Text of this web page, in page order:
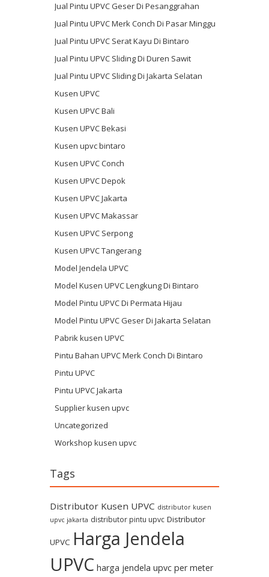
Jual Pintu UPVC Geser Di Pesanggrahan
Jual Pintu UPVC Merk Conch Di Pasar Minggu
Jual Pintu UPVC Serat Kayu Di Bintaro
Jual Pintu UPVC Sliding Di Duren Sawit
Jual Pintu UPVC Sliding Di Jakarta Selatan
Kusen UPVC
Kusen UPVC Bali
Kusen UPVC Bekasi
Kusen upvc bintaro
Kusen UPVC Conch
Kusen UPVC Depok
Kusen UPVC Jakarta
Kusen UPVC Makassar
Kusen UPVC Serpong
Kusen UPVC Tangerang
Model Jendela UPVC
Model Kusen UPVC Lengkung Di Bintaro
Model Pintu UPVC Di Permata Hijau
Model Pintu UPVC Geser Di Jakarta Selatan
Pabrik kusen UPVC
Pintu Bahan UPVC Merk Conch Di Bintaro
Pintu UPVC
Pintu UPVC Jakarta
Supplier kusen upvc
Uncategorized
Workshop kusen upvc
Tags
Distributor Kusen UPVC distributor kusen
upvc jakarta distributor pintu upvc Distributor
UPVC Harga Jendela
UPVC harga jendela upvc per meter